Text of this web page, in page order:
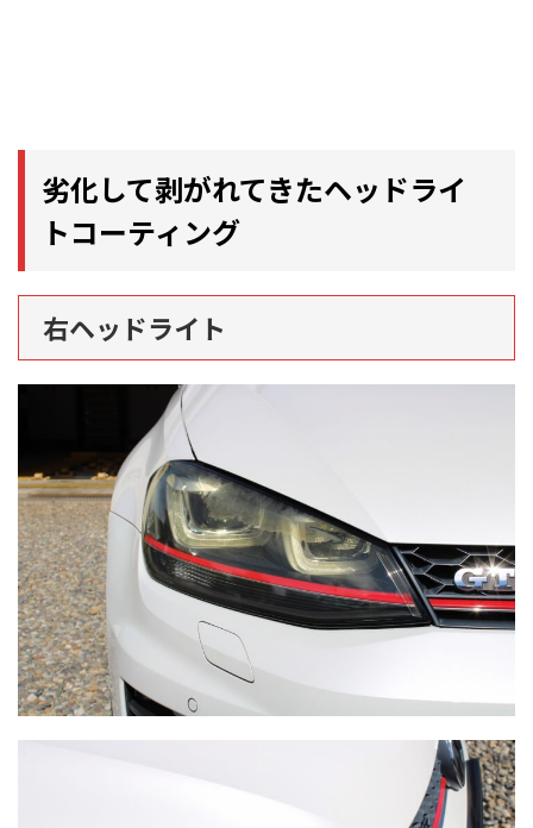
劣化して剥がれてきたヘッドライ
トコーティング
右ヘッドライト